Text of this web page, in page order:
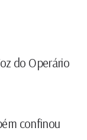
do Operário
confinou